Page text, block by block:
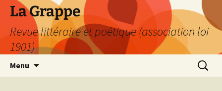
Aller
contenu
La Grappe
Revue littéraire et poétique (association loi
1901)
Menu